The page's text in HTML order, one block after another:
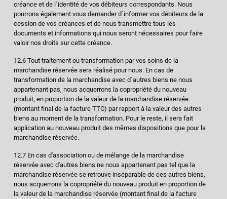
créance et de l´identité de vos débiteurs correspondants. Nous
pourrons également vous demander d´informer vos débiteurs de la
cession de vos créances et de nous transmettre tous les
documents et informations qui nous seront nécessaires pour faire
valoir nos droits sur cette créance.
12.6 Tout traitement ou transformation par vos soins de la
marchandise réservée sera réalisé pour nous. En cas de
transformation de la marchandise avec d´autres biens ne nous
appartenant pas, nous acquerrons la copropriété du nouveau
produit, en proportion de la valeur de la marchandise réservée
(montant final de la facture TTC) par rapport à la valeur des autres
biens au moment de la transformation. Pour le reste, il sera fait
application au nouveau produit des mêmes dispositions que pour la
marchandise réservée.
12.7 En cas d'association ou de mélange de la marchandise
réservée avec d'autres biens ne nous appartenant pas tel que la
marchandise réservée se retrouve inséparable de ces autres biens,
nous acquerrons la copropriété du nouveau produit en proportion de
la valeur de la marchandise réservée (montant final de la facture